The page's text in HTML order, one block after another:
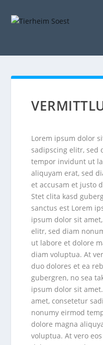
Lorem ipsum dolor
sadipscing elitr, sed
tempor invidunt ut
aliquyam erat, sed
et accusam et justo
Stet clita kasd
sanctus est Lorem
ipsum dolor sit
elitr, sed diam
ut labore et dolore
diam voluptua. At
duo dolores et ea
gubergren, no sea
ipsum dolor sit
amet, consetetur
nonumy eirmod
dolore magna
voluptua. At vero